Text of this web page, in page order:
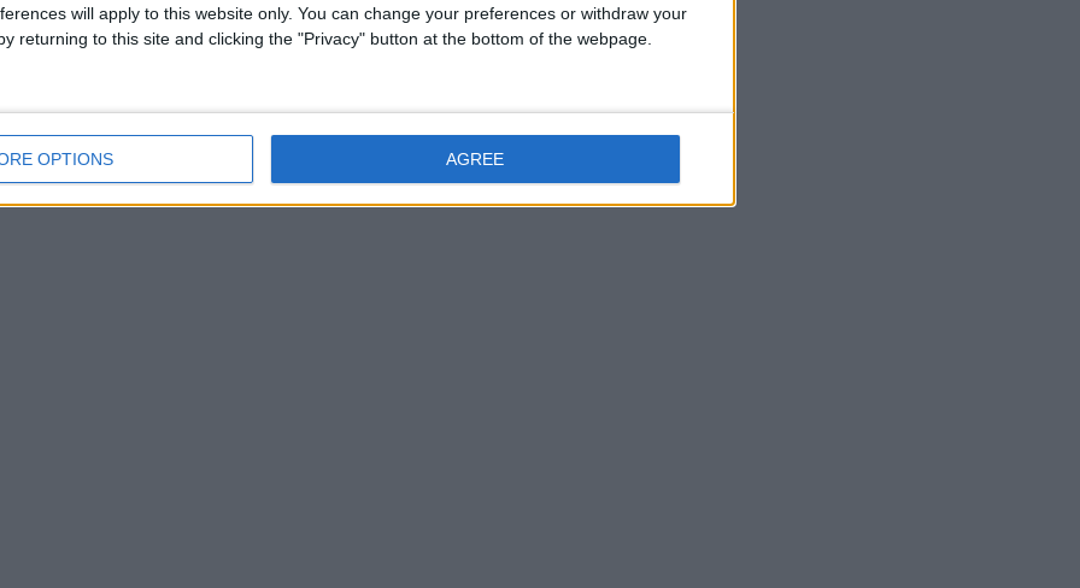
will apply to this website only. You can change your preferences or withdraw your
returning to this site and clicking the "Privacy" button at the bottom of the webpage.
OPTIONS AGREE